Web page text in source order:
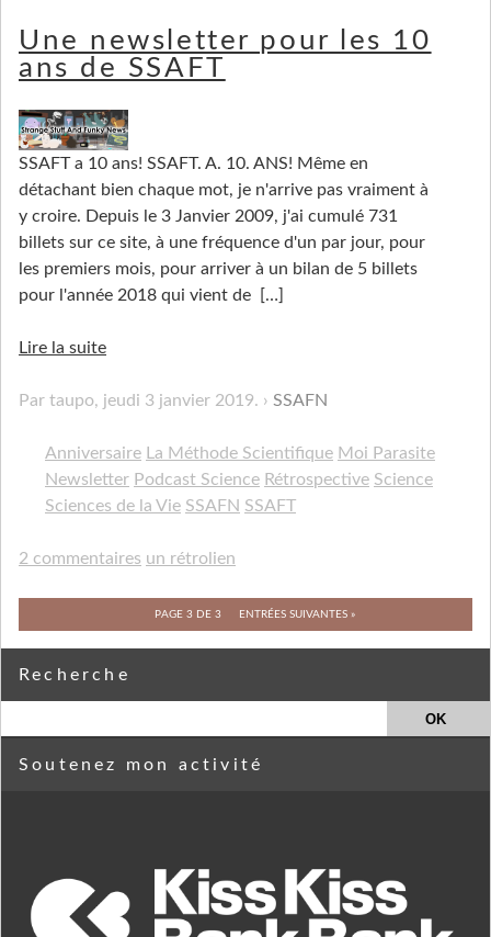
Une newsletter pour les 10
ans de SSAFT
SSAFT a 10 ans! SSAFT. A. 10. ANS! Même en
détachant bien chaque mot, je n'arrive pas vraiment à
y croire. Depuis le 3 Janvier 2009, j'ai cumulé 731
billets sur ce site, à une fréquence d'un par jour, pour
les premiers mois, pour arriver à un bilan de 5 billets
pour l'année 2018 qui vient de
[…]
Lire la suite
Par taupo, jeudi 3 janvier 2019. SSAFN
Anniversaire La Méthode Scientifique Moi Parasite
Newsletter Podcast Science Rétrospective Science
Sciences de la Vie SSAFN SSAFT
2 commentaires un rétrolien
PAGE 3 DE 3 ENTRÉES SUIVANTES »
Recherche
Soutenez mon activité